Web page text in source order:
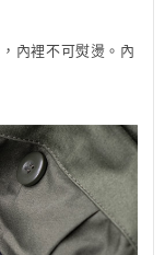
內裡不可熨燙。內